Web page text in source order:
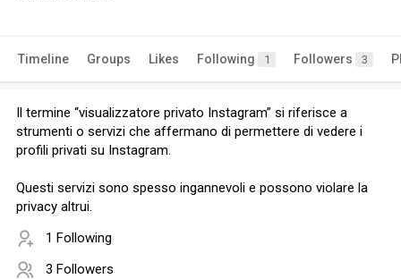
Timeline Groups Likes Following 1 Followers 3
Il termine “visualizzatore privato Instagram” si riferisce a
strumenti o servizi che affermano di permettere di vedere i
profili privati su Instagram.
Questi servizi sono spesso ingannevoli e possono violare la
privacy altrui.
1 Following
3 Followers